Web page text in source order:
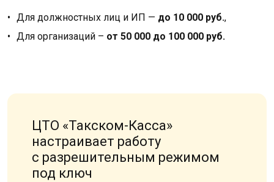
Для должностных лиц и ИП — до 10 000 руб.,
Для организаций – от 50 000 до 100 000 руб.
ЦТО «Такском-Касса»
настраивает работу
с разрешительным режимом
под ключ